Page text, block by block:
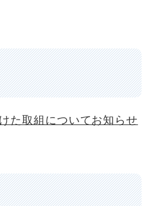
た取組についてお知らせ